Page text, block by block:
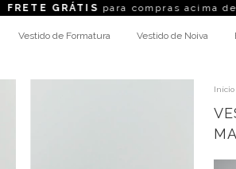
para compras acima de R$
Vestido de Formatura Vestido de Noiva
Início